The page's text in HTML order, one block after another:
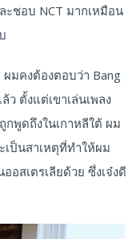
ะชอบ NCT มากเหมือน
มคงต้องตอบว่า Bang
ตั้งแต่เขาเล่นเพลง
กพูดถึงในเกาหลีใต้ ผม
เป็นสาเหตุที่ทำให้ผม
อสเตรเลียด้วย ซึ่งเจ๋งดี